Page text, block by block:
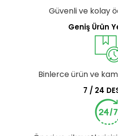
Güvenli ve kolay
Geniş Ürün
Binlerce ürün ve
7 / 24